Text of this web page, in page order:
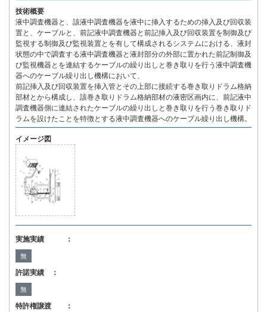
技術概要
液中調査機器と、該液中調査機器を液中に挿入するための挿入及び回収装
置と、ケーブルと、前記液中調査機器と前記挿入及び回収装置を制御及び
監視する制御及び監視装置とを有して構成されるシステムにおける、液封
状態の中で調査する液中調査機器と液封部分の外部に置かれた前記制御及
び監視機器とを連結するケーブルの繰り出しと巻き取りを行う液中調査機
器へのケーブル繰り出し機構において、
前記挿入及び回収装置を挿入管とその上部に接続する巻き取りドラム格納
部材とから構成し、該巻き取りドラム格納部材の液密区画内に、前記液中
調査機器側に連結されたケーブルの繰り出しと巻き取りを行う巻き取りド
ラムを設けたことを特徴とする液中調査機器へのケーブル繰り出し機構。
イメージ図
実施実績 ：
無
許諾実績 ：
無
特許権譲渡 ：